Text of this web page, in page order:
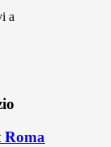
a
Roma